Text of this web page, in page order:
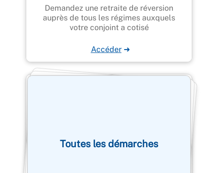
Demandez une retraite de réversion
auprès de tous les régimes auxquels
votre conjoint a cotisé
Accéder ➜
Toutes les démarches